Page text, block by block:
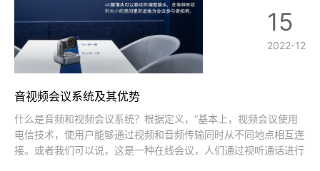
音视频会议系统及其优势
什么是音频和视频会议系统？根据定义，“基本上，视频会议使用
电信技术，使用户能够通过视频和音频传输同时从不同地点相互连
接。或者我们可以说，这是一种在线会议，人们通过视听通话进行
15
2022-12